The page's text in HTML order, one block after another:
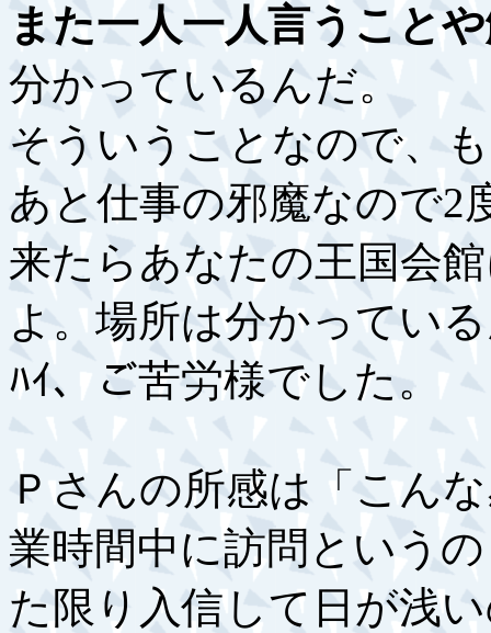
また一人一人言うこと
分かっているんだ。
そういうことなので、
あと仕事の邪魔なので2
来たらあなたの王国会
よ。場所は分かってい
ﾊｲ、ご苦労様でした。
Ｐさんの所感は「こん
業時間中に訪問という
た限り入信して日が浅